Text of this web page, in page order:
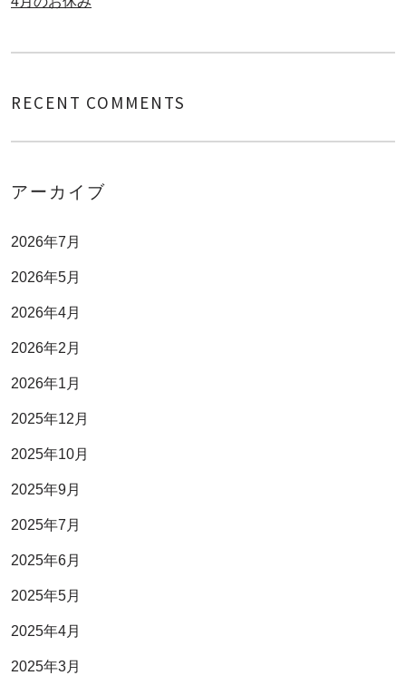
RECENT COMMENTS
アーカイブ
2026年7月
2026年5月
2026年4月
2026年2月
2026年1月
2025年12月
2025年10月
2025年9月
2025年7月
2025年6月
2025年5月
2025年4月
2025年3月